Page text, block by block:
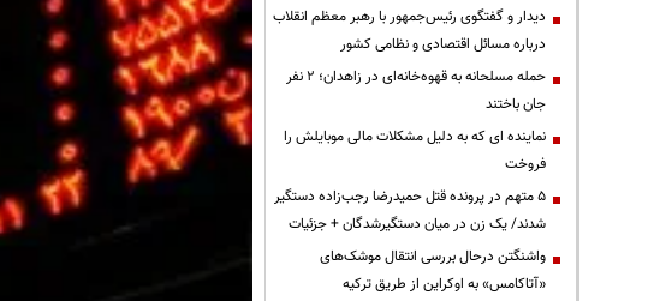
دیدار و گفتگوی رئیس‌جمهور با رهبر معظم انقلاب
درباره مسائل اقتصادی و نظامی کشور
حمله مسلحانه به قهوه‌خانه‌ای در زاهدان؛ ۲ نفر
جان باختند
نماینده ای که به دلیل مشکلات مالی موبایلش را
فروخت
۵ متهم در پرونده قتل حمیدرضا رجب‌زاده دستگیر
شدند/ یک زن در میان دستگیرشدگان + جزئیات
واشنگتن درحال بررسی انتقال موشک‌های
«آتاکامس» به اوکراین از طریق ترکیه